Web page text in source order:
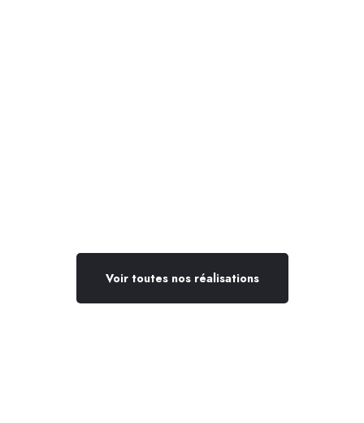
Voir toutes nos réalisations